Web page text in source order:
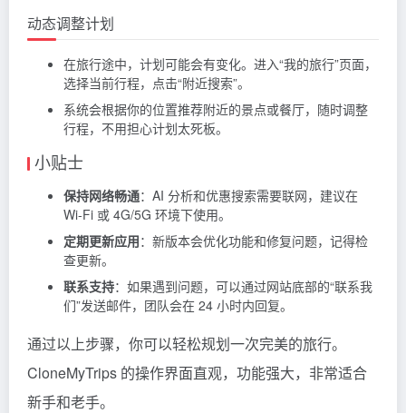
动态调整计划
在旅行途中，计划可能会有变化。进入“我的旅行”页面，
选择当前行程，点击“附近搜索”。
系统会根据你的位置推荐附近的景点或餐厅，随时调整
行程，不用担心计划太死板。
小贴士
保持网络畅通：AI 分析和优惠搜索需要联网，建议在
Wi-Fi 或 4G/5G 环境下使用。
定期更新应用：新版本会优化功能和修复问题，记得检
查更新。
联系支持：如果遇到问题，可以通过网站底部的“联系我
们”发送邮件，团队会在 24 小时内回复。
通过以上步骤，你可以轻松规划一次完美的旅行。
CloneMyTrips 的操作界面直观，功能强大，非常适合
新手和老手。